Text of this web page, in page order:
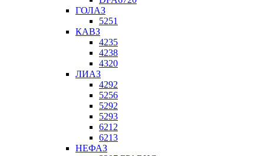
ГОЛАЗ
5251
КАВЗ
4235
4238
4320
ЛИАЗ
4292
5256
5292
5293
6212
6213
НЕФАЗ